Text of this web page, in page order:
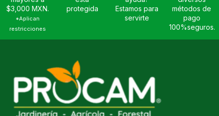
$3,000 MXN.
*Aplican
restricciones
protegida
Estamos para
servirte
métodos de
pago
100%seguros.